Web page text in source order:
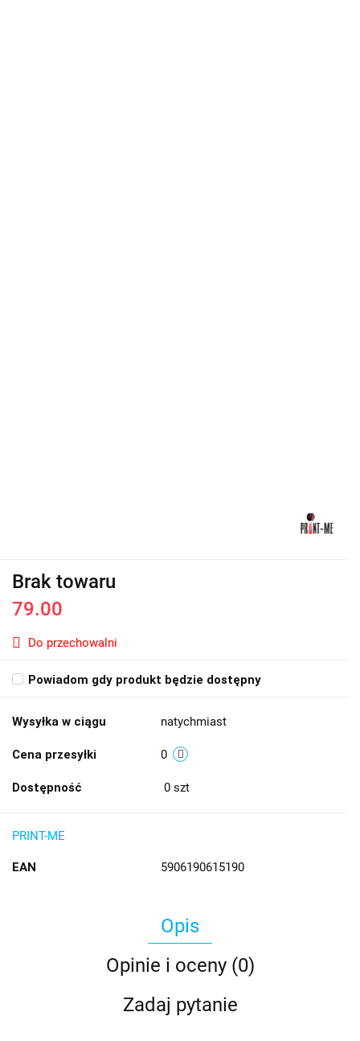
Brak towaru
79.00
Do przechowalni
Powiadom gdy produkt będzie dostępny
Wysyłka w ciągu natychmiast
Cena przesyłki 0
Dostępność 0 szt
PRINT-ME
EAN 5906190615190
Opis
Opinie i oceny (0)
Zadaj pytanie